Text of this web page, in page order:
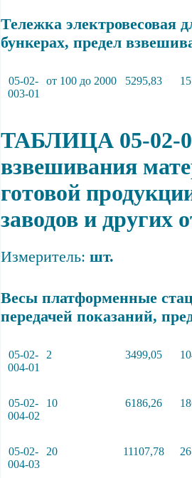
Тележка электровесовая
бункерах, предел
05-02-
003-01
от 100 до 2000 5295,83
ТАБЛИЦА 05-02-
взвешивания
готовой
заводов и других
Измеритель: шт.
Весы платформенные
передачей показаний,
05-02-
004-01
2 3499,05
05-02-
004-02
10 6186,26
05-02-
004-03
20 11107,78